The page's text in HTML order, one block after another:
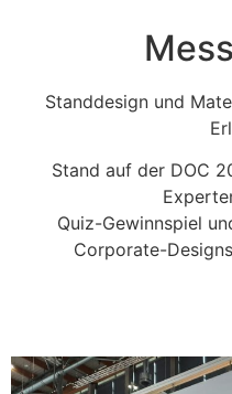
Standdesign und
Stand auf der DOC
Quiz-Gewinnspiel
Corporate-